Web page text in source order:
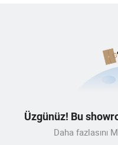
Üzgünüz! Bu
Daha fazlasını